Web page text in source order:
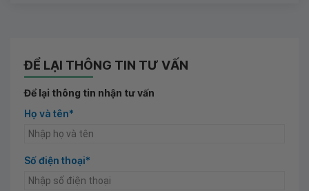
ĐỂ LẠI THÔNG TIN TƯ VẤN
Để lại thông tin nhận tư vấn
Họ và tên*
Số điện thoại*